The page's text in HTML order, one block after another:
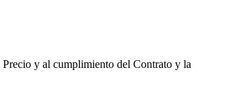
y al cumplimiento del Contrato y la